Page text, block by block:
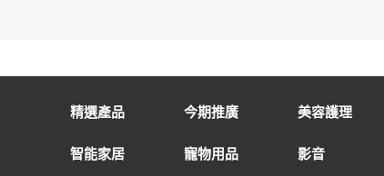
精選產品 今期推廣 美容護理
智能家居 寵物用品 影音